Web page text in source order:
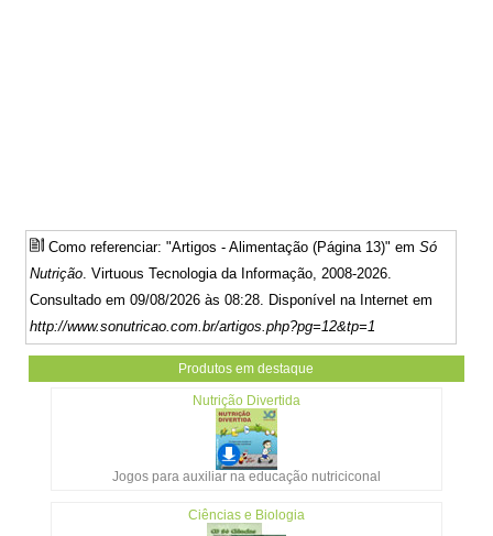
Como referenciar: "Artigos - Alimentação (Página 13)" emSó
Nutrição. Virtuous Tecnologia da Informação, 2008-2026.
Consultado em 09/08/2026 às 08:28. Disponível na Internet em
http://www.sonutricao.com.br/artigos.php?pg=12&tp=1
Produtos em destaque
Nutrição Divertida
Jogos para auxiliar na educação nutriciconal
Ciências e Biologia